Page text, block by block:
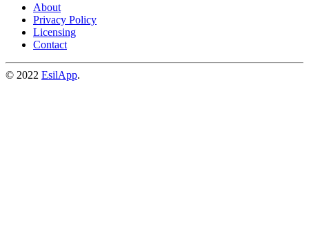
About
Privacy Policy
Licensing
Contact
© 2022 EsilApp.